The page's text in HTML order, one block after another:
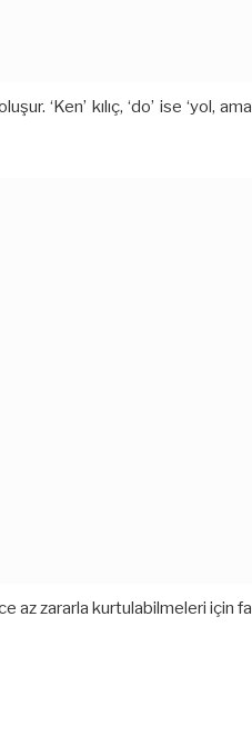
‘Ken’ kılıç, ‘do’ ise
az zararla kurtulabilmeleri